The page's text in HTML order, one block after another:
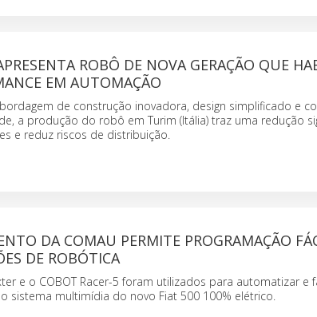
ROBÔ DE NOVA GERAÇÃO QUE
EM AUTOMAÇÃO
de construção inovadora, design simplificado e
a produção do robô em Turim (Itália) traz uma redução
e reduz riscos de distribuição.
DA COMAU PERMITE PROGRAMAÇÃO
DE ROBÓTICA
e o COBOT Racer-5 foram utilizados para automatizar e
sistema multimídia do novo Fiat 500 100% elétrico.